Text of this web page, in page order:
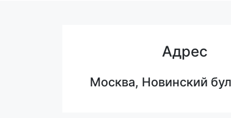
Адрес
Москва, Новинский